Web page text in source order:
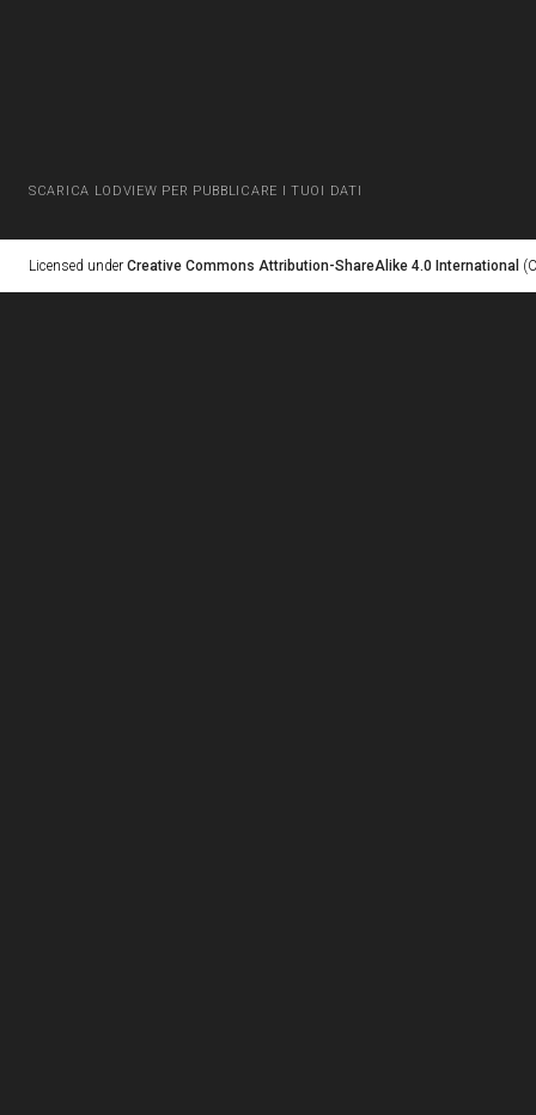
SCARICA LODVIEW PER PUBBLICARE I TUOI DATI
Licensed under Creative Commons Attribution-ShareAlike 4.0 International